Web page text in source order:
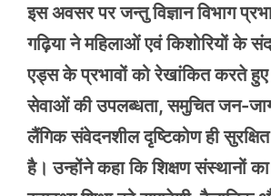
इस अवसर पर जन्तु विज्ञान विभाग
गढ़िया ने महिलाओं एवं किशोरियों के
एड्स के प्रभावों को रेखांकित करते हुए
सेवाओं की उपलब्धता, समुचित जन-
लैंगिक संवेदनशील दृष्टिकोण ही
है। उन्होंने कहा कि शिक्षण संस्थानों